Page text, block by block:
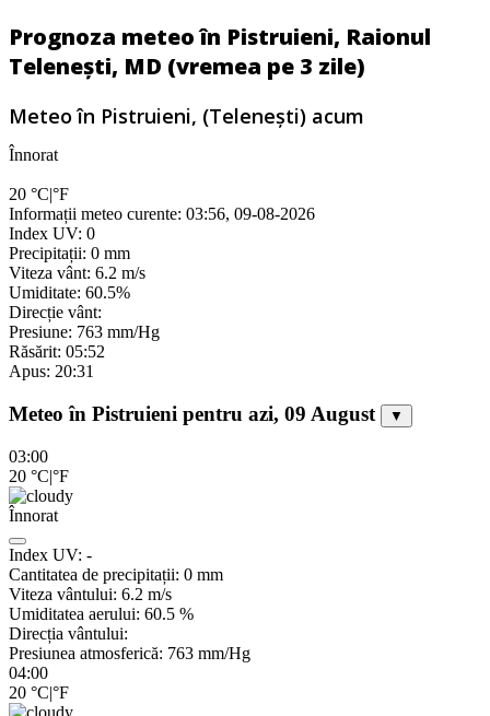
Prognoza meteo în Pistruieni, Raionul
Telenești, MD (vremea pe 3 zile)
Meteo în Pistruieni, (Telenești) acum
Înnorat
20 °C|°F
Informații meteo curente: 03:56, 09-08-2026
Index UV: 0
Precipitații: 0 mm
Viteza vânt: 6.2 m/s
Umiditate: 60.5%
Direcție vânt:
Presiune: 763 mm/Hg
Răsărit: 05:52
Apus: 20:31
Meteo în Pistruieni pentru azi, 09 August ▼
03:00
20 °C|°F
Înnorat
Index UV: -
Cantitatea de precipitații: 0 mm
Viteza vântului: 6.2 m/s
Umiditatea aerului: 60.5 %
Direcția vântului:
Presiunea atmosferică: 763 mm/Hg
04:00
20 °C|°F